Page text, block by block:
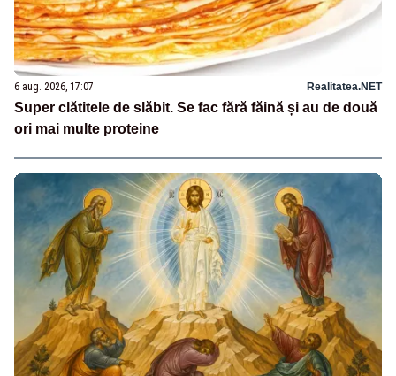
6 aug. 2026, 17:07 Realitatea.NET
Super clătitele de slăbit. Se fac fără făină și au de două
ori mai multe proteine